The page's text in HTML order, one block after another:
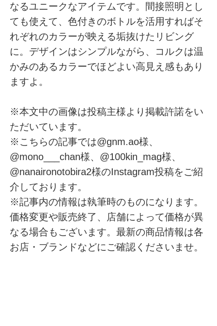
なるユニークなアイテムです。間接照明とし
ても使えて、色付きのボトルを活用すればそ
れぞれのカラーが映える垢抜けたリビング
に。デザインはシンプルながら、コルクは温
かみのあるカラーでほどよい高見え感もあり
ますよ。
※本文中の画像は投稿主様より掲載許諾をい
ただいています。
※こちらの記事では@gnm.ao様、
@mono___chan様、@100kin_mag様、
@nanaironotobira2様のInstagram投稿をご紹
介しております。
※記事内の情報は執筆時のものになります。
価格変更や販売終了、店舗によって価格が異
なる場合もございます。最新の商品情報は各
お店・ブランドなどにご確認くださいませ。